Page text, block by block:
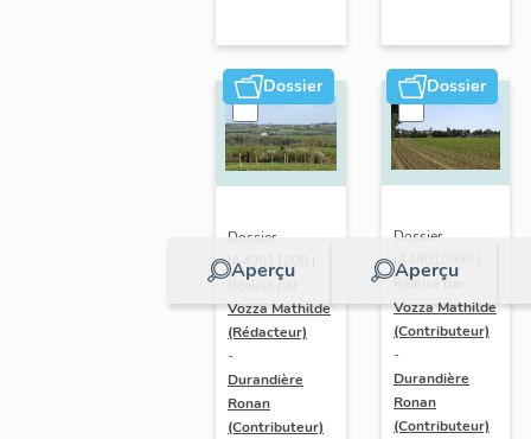
Dossier
Aperçu
Dossier
IA49011000 |
Réalisé par
Vozza Mathilde
(Rédacteur)
-
Durandière
Ronan
(Contributeur)
Dossier
Aperçu
Dossier
IA49010999 |
Réalisé par
Vozza Mathilde
(Contributeur)
-
Durandière
Ronan
(Contributeur)